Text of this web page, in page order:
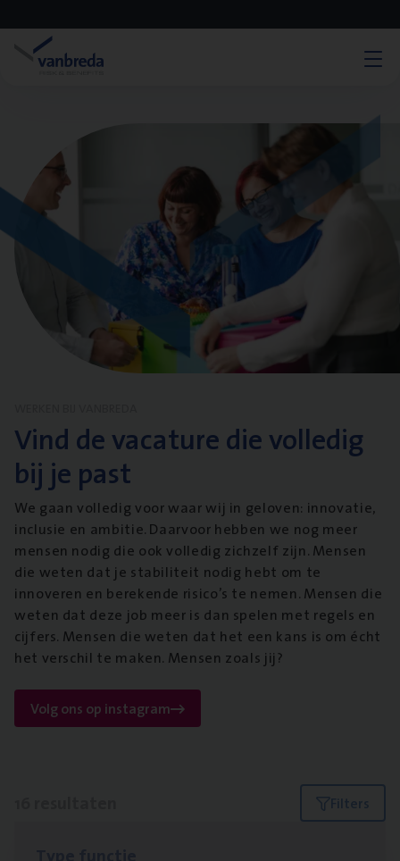
Vind de vacature die volledig
bij je past
We gaan volledig voor waar wij in geloven: innovatie,
inclusie en ambitie. Daarvoor hebben we nog meer
mensen nodig die ook volledig zichzelf zijn. Mensen
die weten dat je stabiliteit nodig hebt om te
innoveren en berekende risico’s te nemen. Mensen die
weten dat deze job meer is dan spelen met regels en
cijfers. Mensen die weten dat het een kans is om écht
het verschil te maken. Mensen zoals jij?
Volg ons op instagram
Filters